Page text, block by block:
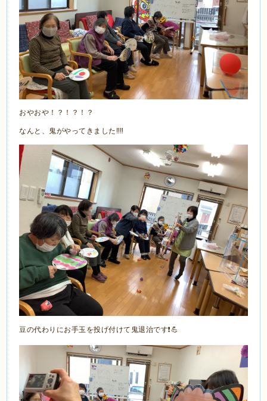
おやおや！？！？！？
なんと、鬼がやってきました‼️‼️
豆の代わりにお手玉を投げ付けて鬼退治です❗️💪